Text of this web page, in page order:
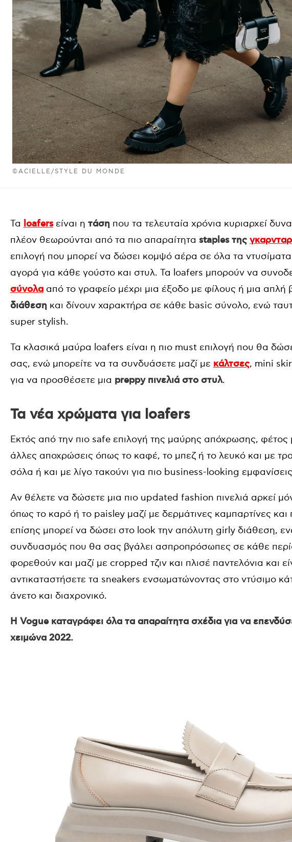
©ACIELLE/STYLE DU MONDE
Τα loafersείναι η τάση που τα τελευταία χρόνια κυριαρχεί
πλέον θεωρούνται από τα πιο απαραίτητα staples της
επιλογή που μπορεί να δώσει κομψό αέρα σε όλα τα
αγορά για κάθε γούστο και στυλ. Τα loafers μπορούν να
σύνολα από το γραφείο μέχρι μια έξοδο με φίλους ή μια απλή
διάθεση και δίνουν χαρακτήρα σε κάθε basic σύνολο, ενώ
super stylish.
Τα κλασικά μαύρα loafers είναι η πιο must επιλογή που θα
σας, ενώ μπορείτε να τα συνδυάσετε μαζί με κάλτσες, mini
για να προσθέσετε μια preppy πινελιά στο στυλ.
Τα νέα χρώματα για loafers
Εκτός από την πιο safe επιλογή της μαύρης απόχρωσης, φέτος
άλλες αποχρώσεις όπως το καφέ, το μπεζ ή το λευκό και με
σόλα ή και με λίγο τακούνι για πιο business-looking
Αν θέλετε να δώσετε μια πιο updated fashion πινελιά αρκεί
όπως το καρό ή το paisley μαζί με δερμάτινες καμπαρτίνες
επίσης μπορεί να δώσει στο look την απόλυτη girly διάθεση,
συνδυασμός που θα σας βγάλει ασπροπρόσωπες σε κάθε
φορεθούν και μαζί με cropped τζιν και πλισέ παντελόνια και
αντικαταστήσετε τα sneakers ενσωματώνοντας στο ντύσιμο
άνετο και διαχρονικό.
Η Vogue καταγράφει όλα τα απαραίτητα σχέδια για να
χειμώνα 2022.